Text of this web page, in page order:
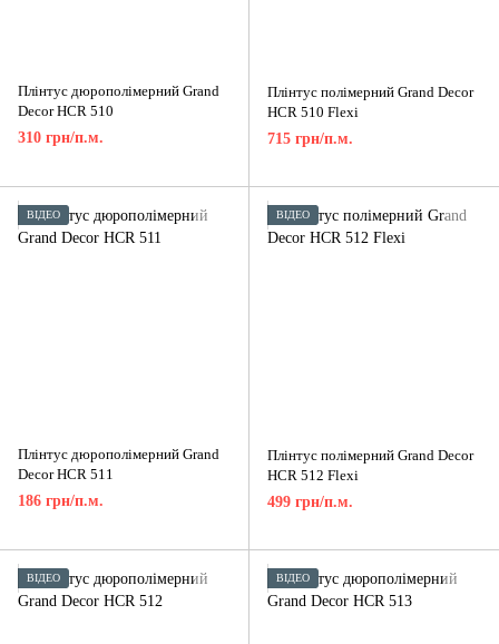
Плінтус дюрополімерний Grand
Decor HCR 510
310 грн/п.м.
Плінтус полімерний Grand Decor
HCR 510 Flexi
715 грн/п.м.
ВІДЕО
Плінтус дюрополімерний Grand
Decor HCR 511
186 грн/п.м.
ВІДЕО
Плінтус полімерний Grand Decor
HCR 512 Flexi
499 грн/п.м.
ВІДЕО ВІДЕО